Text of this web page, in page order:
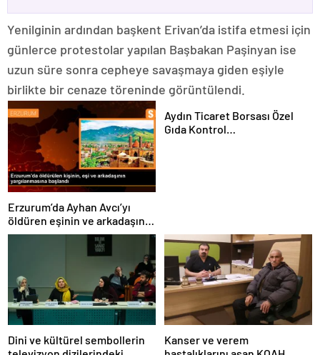
Yenilginin ardından başkent Erivan’da istifa etmesi için
günlerce protestolar yapılan Başbakan Paşinyan ise
uzun süre sonra cepheye savaşmaya giden eşiyle
birlikte bir cenaze töreninde görüntülendi.
Erzurum’da Ayhan Avcı’yı
öldüren eşinin ve arkadaşının
yargılanması başladı
Aydın Ticaret Borsası Özel
Gıda Kontrol
Dini ve kültürel sembollerin
Kanser ve verem